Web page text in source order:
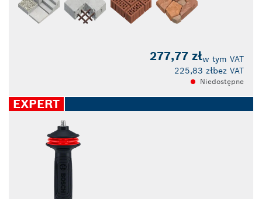
277,77 złw tym VAT
225,83 złbez VAT
Niedostępne
EXPERT